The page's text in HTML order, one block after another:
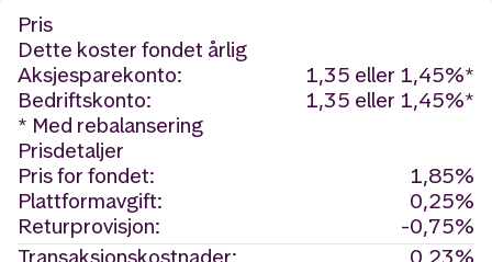
Pris
Dette koster fondet årlig
Aksjesparekonto:
1,35 eller 1,45%*
Bedriftskonto:
1,35 eller 1,45%*
* Med rebalansering
Prisdetaljer
Pris for fondet:
1,85%
Plattformavgift:
0,25%
Returprovisjon:
-0,75%